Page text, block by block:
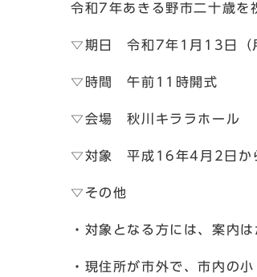
令和7年あきる野市二十歳を
▽期日 令和7年1月13日（
▽時間 午前11時開式
▽会場 秋川キララホール
▽対象 平成16年4月2日か
▽その他
・対象となる方には、案内
・現住所が市外で、市内の